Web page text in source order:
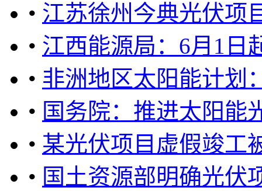
• 江苏徐州今典光伏项
• 江西能源局：6月1日
• 非洲地区太阳能计划
• 国务院：推进太阳能
• 某光伏项目虚假竣工
• 国土资源部明确光伏